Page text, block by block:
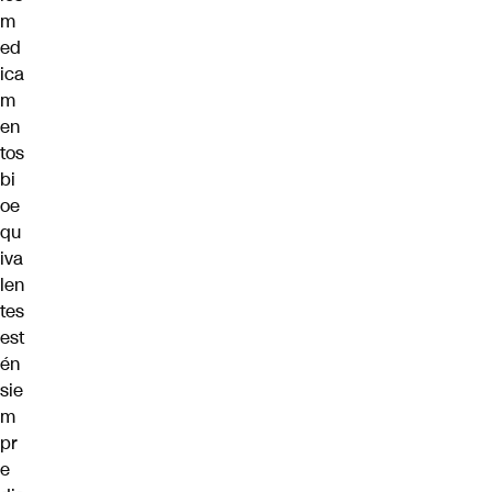
m
ed
ica
m
en
tos
bi
oe
qu
iva
len
tes
est
én
sie
m
pr
e